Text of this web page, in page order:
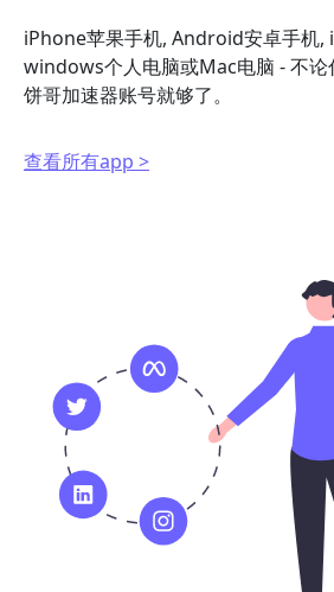
iPhone苹果手机, Android安卓手机,
windows个人电脑或Mac电脑 - 不论
饼哥加速器账号就够了。
查看所有app >